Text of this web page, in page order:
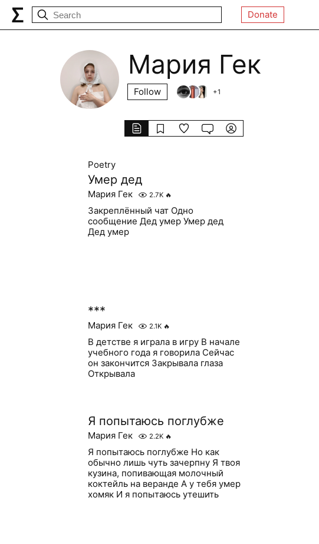
Donate
Мария Гек
Follow +1
Poetry
Умер дед
Мария Гек 2.7K 🔥
Закреплённый чат Одно
сообщение Дед умер Умер дед
Дед умер
***
Мария Гек 2.1K 🔥
В детстве я играла в игру В начале
учебного года я говорила Сейчас
он закончится Закрывала глаза
Открывала
Я попытаюсь поглубже
Мария Гек 2.2K 🔥
Я попытаюсь поглубже Но как
обычно лишь чуть зачерпну Я твоя
кузина, попивающая молочный
коктейль на веранде А у тебя умер
хомяк И я попытаюсь утешить